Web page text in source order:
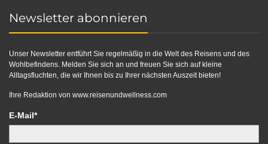
Newsletter abonnieren
Unser Newsletter entführt Sie regelmäßig in die Welt des Reisens und des
Wohlbefindens. Melden Sie sich an und freuen Sie sich auf kleine
Alltagsfluchten, die wir Ihnen bis zu Ihrer nächsten Auszeit bieten!
Ihre Redaktion von www.reisenundwellness.com
E-Mail*